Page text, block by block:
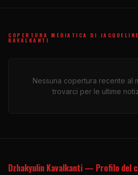
COPERTURA MEDIATICA DI JACQUELINE
KAVALKANTI
Nessuna copertura recente al
trovarci per le ultime
Dzhakyulin Kavalkanti — Profilo del